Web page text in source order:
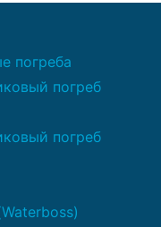
погреба
погреб
погреб